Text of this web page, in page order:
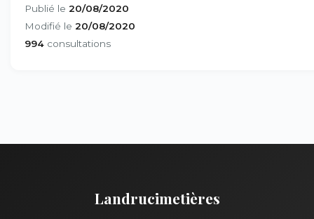
Publié le 20/08/2020
Modifié le 20/08/2020
994 consultations
Landrucimetières